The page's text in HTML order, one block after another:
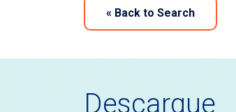
« Back to Search
Descargue